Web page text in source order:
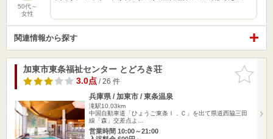
50代～
女性
関連情報から探す
お気に入
りに追加
加東市東条福祉センター とどろき荘
3.0点/ 26 件
兵庫県 / 加東市 / 東条温泉
滝駅10.03km
中国自動車道「ひょうご東条Ｉ．Ｃ」を出て県道西脇三田
線「森」交差点よ…
営業時間 10:00～21:00